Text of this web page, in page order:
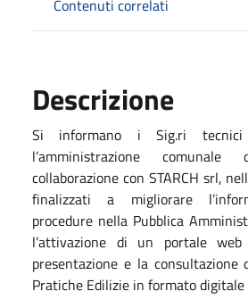
Contenuti correlati
Descrizione
Si informano i Sig.ri
l’amministrazione
collaborazione con STARCH srl,
finalizzati a migliorare
procedure nella Pubblica
l’attivazione di un portale
presentazione e la
Pratiche Edilizie in formato digitale